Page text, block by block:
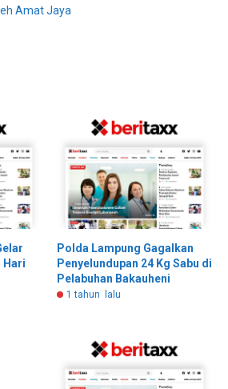
Amat Jaya
Hari
Polda Lampung Gagalkan
Penyelundupan 24 Kg Sabu di
Pelabuhan Bakauheni
1 tahun lalu